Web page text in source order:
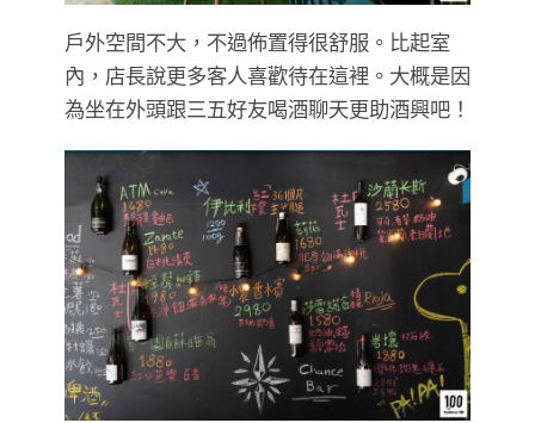
戶外空間不大，不過佈置得很舒服。比起室
內，店長說更多客人喜歡待在這裡。大概是因
為坐在外頭跟三五好友喝酒聊天更助酒興吧！